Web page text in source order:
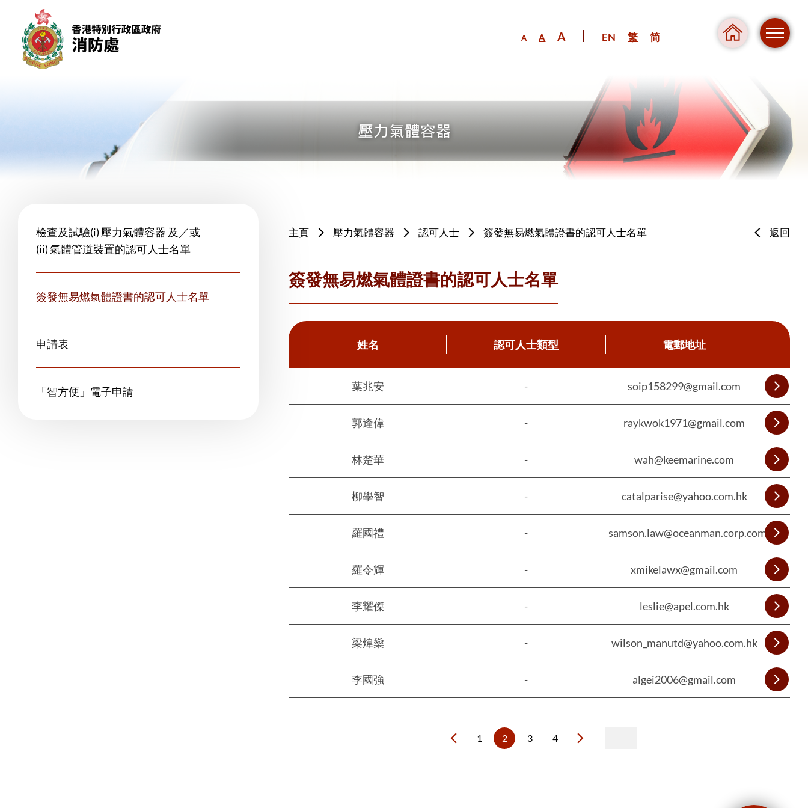
A A A EN 繁 简
危險
壓力
檢查及試驗(i) 壓力氣體容器 及／或
(ii) 氣體管道裝置的認可人士名單
簽發無易燃氣體證書的認可人士名單
申請表
「智方便」電子申請
主頁 壓力氣體容器 認可人士 簽發無易燃氣體證書的認可人士名單 返回
簽發無易燃氣體證書的認可人士名單
姓名 認可人士類型 電郵地址
葉兆安 - soip158299@gmail.com
郭逢偉 - raykwok1971@gmail.com
林楚華 - wah@keemarine.com
柳學智 - catalparise@yahoo.com.hk
羅國禮 - samson.law@oceanman.corp.com.hk
羅令輝 - xmikelawx@gmail.com
李耀傑 - leslie@apel.com.hk
梁煒燊 - wilson_manutd@yahoo.com.hk
李國強 - algei2006@gmail.com
1 2 3 4